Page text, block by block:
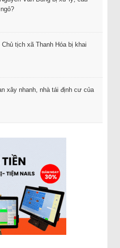
tịch xã Thanh Hóa bị khai
xây nhanh, nhà tái định cư của